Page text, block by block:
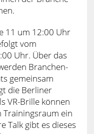
11 um 12:00 Uhr
vom
Uhr. Über das
Branchen-
gemeinsam
die Berliner
VR-Brille können
Trainingsraum ein
Talk gibt es dieses